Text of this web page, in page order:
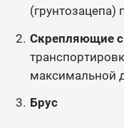
(грунтозацепа)
Скрепляющие
максимальной
Брус